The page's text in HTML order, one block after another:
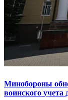
Минобороны
воинского